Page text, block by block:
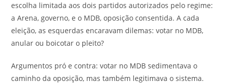
escolha limitada aos dois partidos autorizados pelo regime:
a Arena, governo, e o MDB, oposição consentida. A cada
eleição, as esquerdas encaravam dilemas: votar no MDB,
anular ou boicotar o pleito?
Argumentos pró e contra: votar no MDB sedimentava o
caminho da oposição, mas também legitimava o sistema.